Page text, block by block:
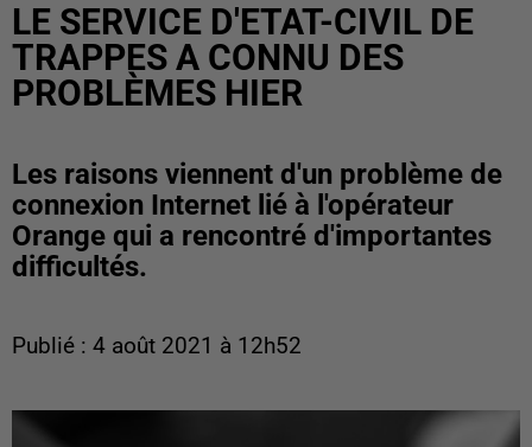
LE SERVICE D'ETAT-CIVIL DE
TRAPPES A CONNU DES
PROBLÈMES HIER
Les raisons viennent d'un problème de
connexion Internet lié à l'opérateur
Orange qui a rencontré d'importantes
difficultés.
Publié : 4 août 2021 à 12h52